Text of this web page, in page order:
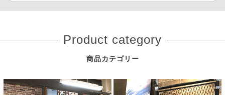
Product category
商品カテゴリー